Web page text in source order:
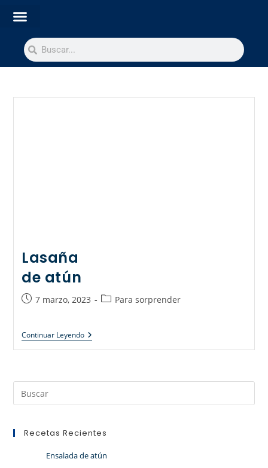
Lasaña
de atún
7 marzo, 2023 Para sorprender
Continuar Leyendo
Recetas Recientes
Ensalada de atún